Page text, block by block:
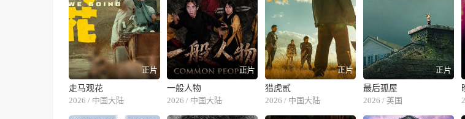
正片
走马观花
2026 / 中国大陆
正片
一般人物
2026 / 中国大陆
正片
猎虎贰
2026 / 中国大陆
正片
最后孤屋
2026 / 英国